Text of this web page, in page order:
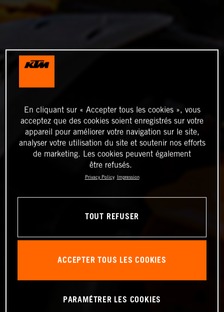
En cliquant sur « Accepter tous les cookies », vous
acceptez que des cookies soient enregistrés sur votre
appareil pour améliorer votre navigation sur le site,
analyser votre utilisation du site et soutenir nos efforts
de marketing. Les cookies peuvent également
être refusés.
Privacy Policy Impression
TOUT REFUSER
ACCEPTER TOUS LES COOKIES
PARAMÉTRER LES COOKIES